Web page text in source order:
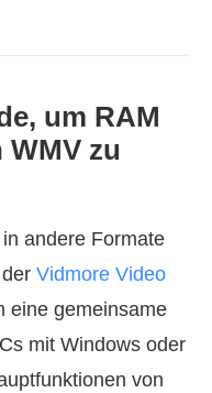
um RAM
zu
andere Formate
Vidmore Video
eine gemeinsame
mit Windows oder
von